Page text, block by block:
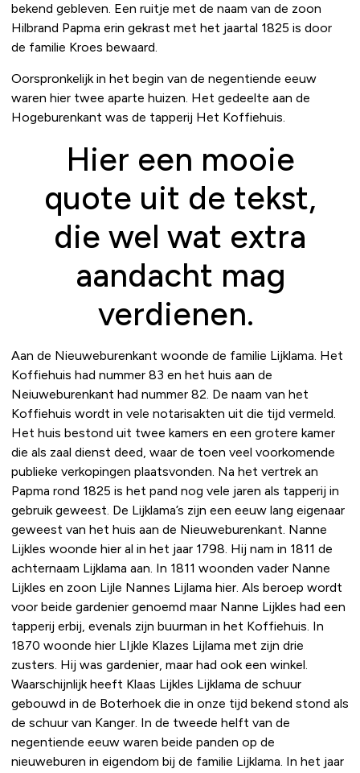
bekend gebleven. Een ruitje met de naam van de zoon
Hilbrand Papma erin gekrast met het jaartal 1825 is door
de familie Kroes bewaard.
Oorspronkelijk in het begin van de negentiende eeuw
waren hier twee aparte huizen. Het gedeelte aan de
Hogeburenkant was de tapperij Het Koffiehuis.
Hier een mooie
quote uit de tekst,
die wel wat extra
aandacht mag
verdienen.
Aan de Nieuweburenkant woonde de familie Lijklama. Het
Koffiehuis had nummer 83 en het huis aan de
Neiuweburenkant had nummer 82. De naam van het
Koffiehuis wordt in vele notarisakten uit die tijd vermeld.
Het huis bestond uit twee kamers en een grotere kamer
die als zaal dienst deed, waar de toen veel voorkomende
publieke verkopingen plaatsvonden. Na het vertrek an
Papma rond 1825 is het pand nog vele jaren als tapperij in
gebruik geweest. De Lijklama’s zijn een eeuw lang eigenaar
geweest van het huis aan de Nieuweburenkant. Nanne
Lijkles woonde hier al in het jaar 1798. Hij nam in 1811 de
achternaam Lijklama aan. In 1811 woonden vader Nanne
Lijkles en zoon Lijle Nannes Lijlama hier. Als beroep wordt
voor beide gardenier genoemd maar Nanne Lijkles had een
tapperij erbij, evenals zijn buurman in het Koffiehuis. In
1870 woonde hier LIjkle Klazes Lijlama met zijn drie
zusters. Hij was gardenier, maar had ook een winkel.
Waarschijnlijk heeft Klaas Lijkles Lijklama de schuur
gebouwd in de Boterhoek die in onze tijd bekend stond als
de schuur van Kanger. In de tweede helft van de
negentiende eeuw waren beide panden op de
nieuweburen in eigendom bij de familie Lijklama. In het jaar